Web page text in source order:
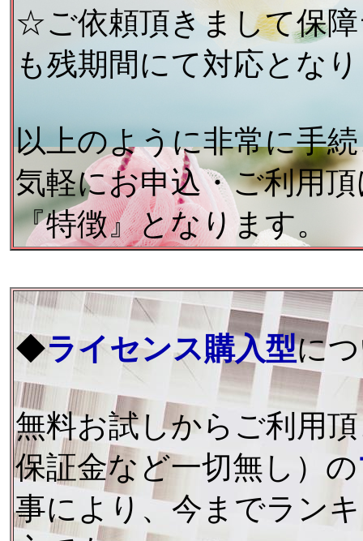
☆ご依頼頂きまして保
も残期間にて対応とな
以上のように非常に手
気軽にお申込・ご利用
『特徴』となります。
◆ライセンス購入型に
無料お試しからご利用
保証金など一切無し）の
事により、今までラン